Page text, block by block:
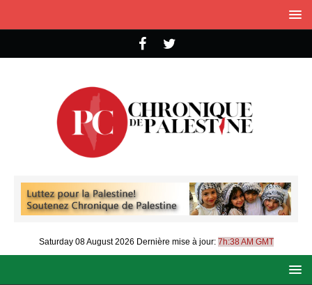
Saturday 08 August 2026 Dernière mise à jour: 7h:38 AM GMT